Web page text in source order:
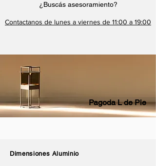
¿Buscás asesoramiento?
Contactanos de lunes a viernes de 11:00 a 19:00
Pagoda L de Pie
Dimensiones Aluminio